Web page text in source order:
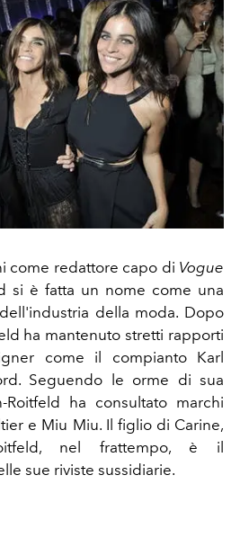
come redattore capo di Vogue
si è fatta un nome come una
della moda. Dopo
ha mantenuto stretti rapporti
come il compianto Karl
Seguendo le orme di sua
Roitfeld ha consultato marchi
e Miu Miu. Il figlio di Carine,
nel frattempo, è il
sue riviste sussidiarie.